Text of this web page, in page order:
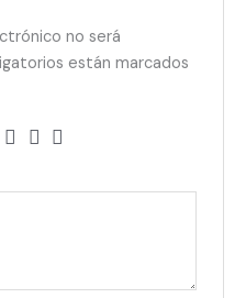
no será
están marcados